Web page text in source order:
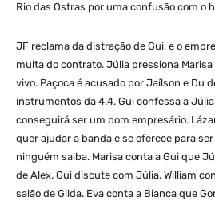
Rio das Ostras por uma confusão com o
JF reclama da distração de Gui, e o
multa do contrato. Júlia pressiona
vivo. Paçoca é acusado por Jaílson e Du
instrumentos da 4.4. Gui confessa a
conseguirá ser um bom empresário.
quer ajudar a banda e se oferece para
ninguém saiba. Marisa conta a Gui que
de Alex. Gui discute com Júlia. William
salão de Gilda. Eva conta a Bianca que